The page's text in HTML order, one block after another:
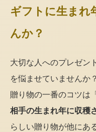
ギフトに生まれ
んか？
大切な人へのプレゼン
を悩ませていませんか？
贈り物の一番のコツは
相手の生まれ年に収穫
らしい贈り物が他にあ